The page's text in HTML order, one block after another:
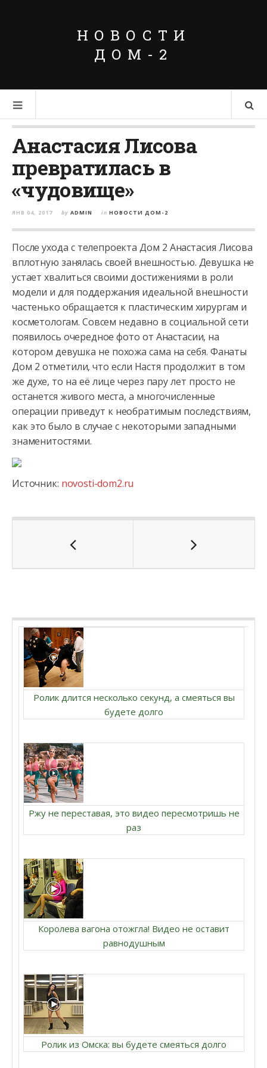
НОВОСТИ
ДОМ-2
Анастасия Лисова
превратилась в
«чудовище»
ЯНВ 04, 2017 by ADMIN in НОВОСТИ ДОМ-2
После ухода с телепроекта Дом 2 Анастасия Лисова
вплотную занялась своей внешностью. Девушка не
устает хвалиться своими достижениями в роли
модели и для поддержания идеальной внешности
частенько обращается к пластическим хирургам и
косметологам. Совсем недавно в социальной сети
появилось очередное фото от Анастасии, на
котором девушка не похожа сама на себя. Фанаты
Дом 2 отметили, что если Настя продолжит в том
же духе, то на её лице через пару лет просто не
останется живого места, а многочисленные
операции приведут к необратимым последствиям,
как это было в случае с некоторыми западными
знаменитостями.
Источник: novosti-dom2.ru
Ролик длится несколько секунд, а смеяться вы
будете долго
Ржу не переставая, это видео пересмотришь не
раз
Королева вагона отожгла! Видео не оставит
равнодушным
Ролик из Омска: вы будете смеяться долго